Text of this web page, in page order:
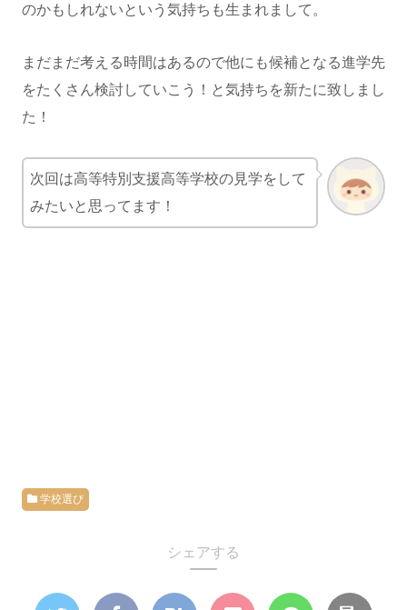
のかもしれないという気持ちも生まれまして。
まだまだ考える時間はあるので他にも候補となる進学先
をたくさん検討していこう！と気持ちを新たに致しまし
た！
次回は高等特別支援高等学校の見学をして
みたいと思ってます！
学校選び
シェアする